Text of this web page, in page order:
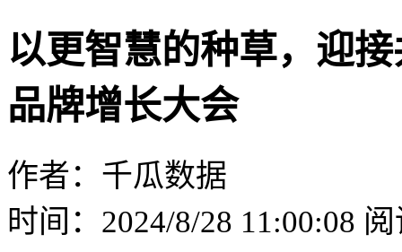
以更智慧的种草，迎
品牌增长大会
作者：千瓜数据
时间：2024/8/28 11:00:08